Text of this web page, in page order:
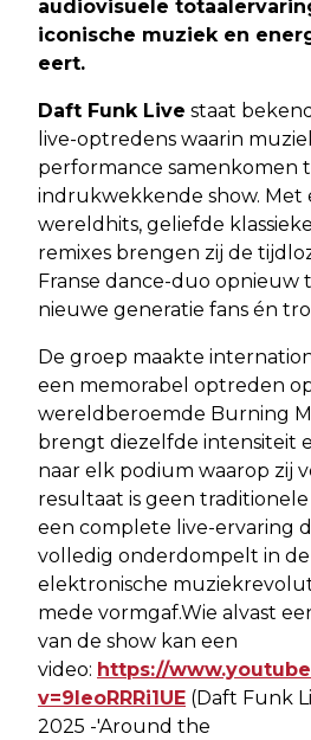
audiovisuele
iconische muziek en
eert.
Daft Funk Live staat
live-optredens waarin
performance samenkomen
indrukwekkende show. Met
wereldhits, geliefde
remixes brengen zij de
Franse dance-duo opnieuw
nieuwe generatie fans én
De groep maakte
een memorabel optreden
wereldberoemde Burning
brengt diezelfde intensiteit
naar elk podium waarop zij
resultaat is geen
een complete live-ervaring
volledig onderdompelt in de
elektronische
mede vormgaf.Wie alvast
van de show kan een
video: https://
v=9IeoRRRi1UE (Daft Funk
2025 -'Around the